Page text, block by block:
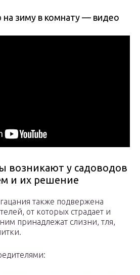
на зиму в комнату — видео
возникают у садоводов
и их решение
также подвержена
от которых страдает и
принадлежат слизни, тля,